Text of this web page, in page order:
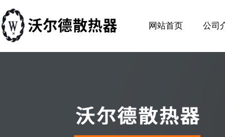
网站首页 公司